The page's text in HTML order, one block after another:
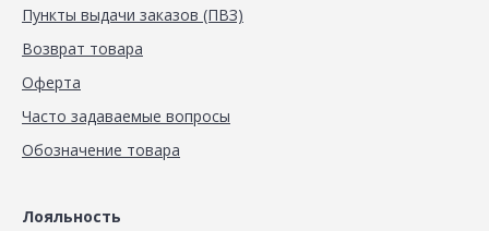
Пункты выдачи заказов (ПВЗ)
Возврат товара
Оферта
Часто задаваемые вопросы
Обозначение товара
Лояльность